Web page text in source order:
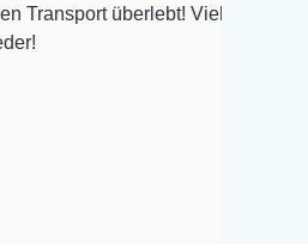
überlebt! Vielen